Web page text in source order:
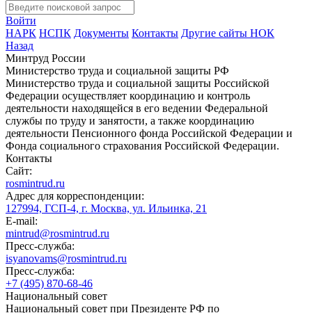
Войти
НАРК НСПК Документы Контакты Другие сайты НОК
Назад
Минтруд России
Министерство труда и социальной защиты РФ
Министерство труда и социальной защиты Российской
Федерации осуществляет координацию и контроль
деятельности находящейся в его ведении Федеральной
службы по труду и занятости, а также координацию
деятельности Пенсионного фонда Российской Федерации и
Фонда социального страхования Российской Федерации.
Контакты
Сайт:
rosmintrud.ru
Адрес для корреспонденции:
127994, ГСП-4, г. Москва, ул. Ильинка, 21
E-mail:
mintrud@rosmintrud.ru
Пресс-служба:
isyanovams@rosmintrud.ru
Пресс-служба:
+7 (495) 870-68-46
Национальный совет
Национальный совет при Президенте РФ по